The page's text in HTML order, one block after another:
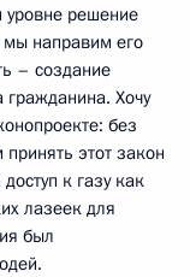
уровне решение
мы направим его
– создание
гражданина. Хочу
без
этот закон
к газу как
лазеек для
был